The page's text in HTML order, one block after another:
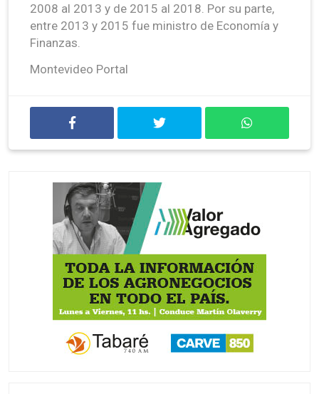
2008 al 2013 y de 2015 al 2018. Por su parte,
entre 2013 y 2015 fue ministro de Economía y
Finanzas.
Montevideo Portal